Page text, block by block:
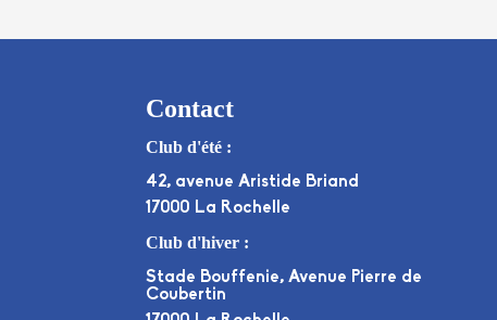
Contact
Club d'été :
42, avenue Aristide Briand
17000 La Rochelle
Club d'hiver :
Stade Bouffenie, Avenue Pierre de
Coubertin